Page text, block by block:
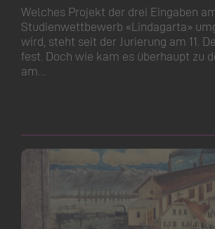
Welches Projekt der drei Eingaben
Studienwettbewerb «Lindagarta»
wird, steht seit der Jurierung am 11.
fest. Doch wie kam es überhaupt zu
am…